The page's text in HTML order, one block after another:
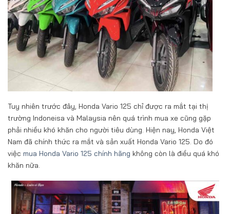
Tuy nhiên trước đây, Honda Vario 125 chỉ được ra mắt tại thị
trường Indoneisa và Malaysia nên quá trình mua xe cũng gặp
phải nhiều khó khăn cho người tiêu dùng. Hiện nay, Honda Việt
Nam đã chính thức ra mắt và sản xuất Honda Vario 125. Do đó
việc mua Honda Vario 125 chính hãng không còn là điều quá khó
khăn nữa.